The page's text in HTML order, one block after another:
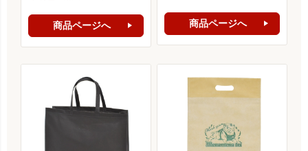
商品ページへ 商品ページへ